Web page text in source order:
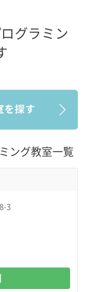
グラミン
ング教室一覧
3